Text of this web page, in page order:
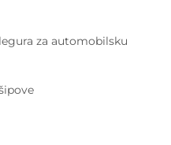
za automobilsku